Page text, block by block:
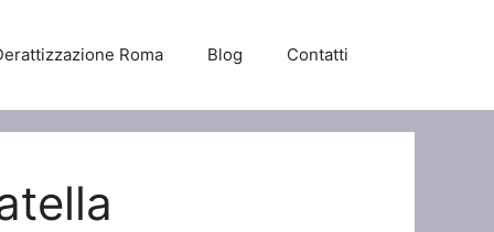
Roma Blog Contatti